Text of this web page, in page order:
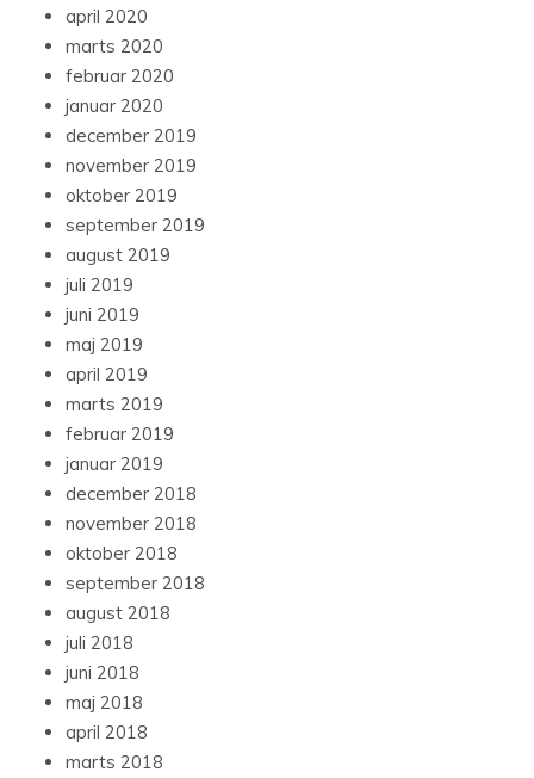
april 2020
marts 2020
februar 2020
januar 2020
december 2019
november 2019
oktober 2019
september 2019
august 2019
juli 2019
juni 2019
maj 2019
april 2019
marts 2019
februar 2019
januar 2019
december 2018
november 2018
oktober 2018
september 2018
august 2018
juli 2018
juni 2018
maj 2018
april 2018
marts 2018